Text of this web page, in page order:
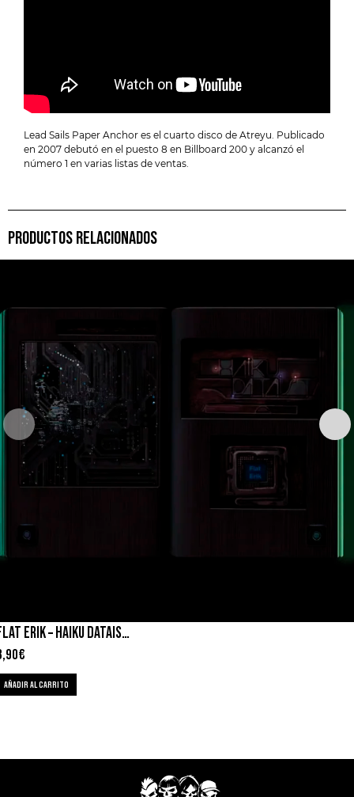
Lead Sails Paper Anchor es el cuarto disco de Atreyu. Publicado
en 2007 debutó en el puesto 8 en Billboard 200 y alcanzó el
número 1 en varias listas de ventas.
PRODUCTOS RELACIONADOS
FLAT ERIK – HAIKU DATAISTA
€
AÑADIR AL CARRITO